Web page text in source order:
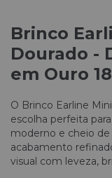
Brinco
Dourado -
em Ouro
O Brinco Earline
escolha perfeita
moderno e cheio
acabamento
visual com leveza,